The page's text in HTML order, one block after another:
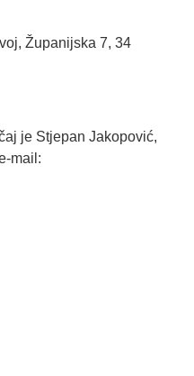
Županijska 7, 34
je Stjepan Jakopović,
mail: